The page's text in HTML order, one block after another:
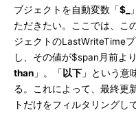
ブジェクトを自動変数「$_
ただきたい。ここでは、こ
ジェクトのLastWriteTime
し、その値が$span月前よ
than 」。「 以下 」という意
る。これによって、最終更
トだけをフィルタリングし